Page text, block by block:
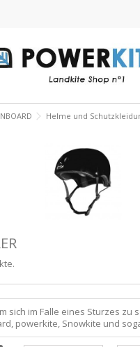
Helme und
sich im Falle eines Sturzes zu
powerkite, Snowkite und